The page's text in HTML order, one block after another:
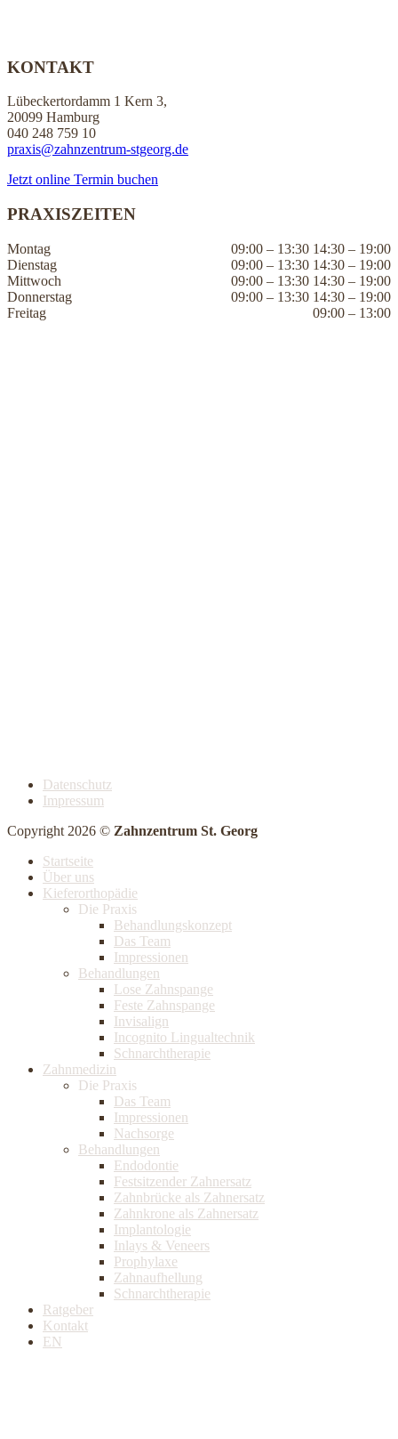
KONTAKT
Lübeckertordamm 1 Kern 3,
20099 Hamburg
040 248 759 10
praxis@zahnzentrum-stgeorg.de
Jetzt online Termin buchen
PRAXISZEITEN
Montag
09:00 – 13:30 14:30 – 19:00
Dienstag
09:00 – 13:30 14:30 – 19:00
Mittwoch
09:00 – 13:30 14:30 – 19:00
Donnerstag
09:00 – 13:30 14:30 – 19:00
Freitag
09:00 – 13:00
Datenschutz
Impressum
Copyright 2026 © Zahnzentrum St. Georg
Startseite
Über uns
Kieferorthopädie
Die Praxis
Behandlungskonzept
Das Team
Impressionen
Behandlungen
Lose Zahnspange
Feste Zahnspange
Invisalign
Incognito Lingualtechnik
Schnarchtherapie
Zahnmedizin
Die Praxis
Das Team
Impressionen
Nachsorge
Behandlungen
Endodontie
Festsitzender Zahnersatz
Zahnbrücke als Zahnersatz
Zahnkrone als Zahnersatz
Implantologie
Inlays & Veneers
Prophylaxe
Zahnaufhellung
Schnarchtherapie
Ratgeber
Kontakt
EN